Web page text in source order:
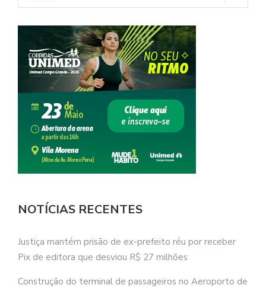
NOTÍCIAS RECENTES
Justiça mantém prisão de ex-prefeito réu por receber
Pix de editora que desviou R$ 27 milhões
Construção do terminal de passageiros no Aeroporto de